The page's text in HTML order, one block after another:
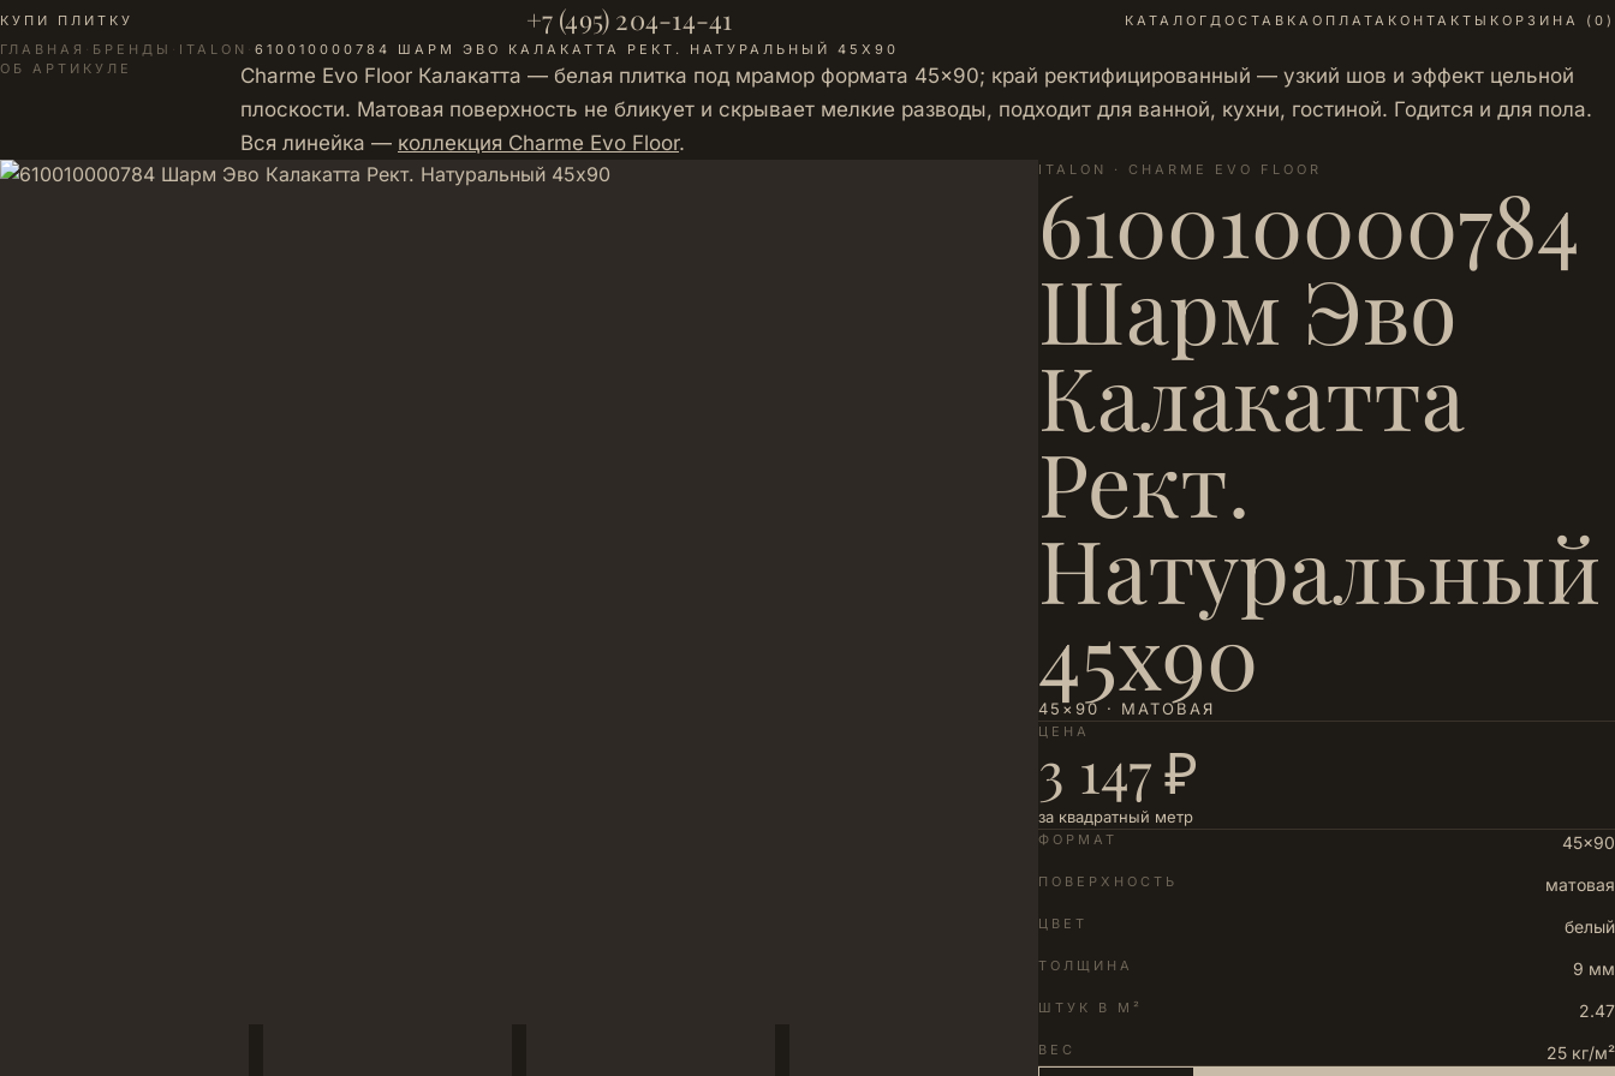
КУПИ ПЛИТКУ +7 (495) 204-14-41 КАТАЛОГ ДОСТАВКА ОПЛАТА КОНТАКТЫ КОРЗИНА ( 0 )
ГЛАВНАЯ · БРЕНДЫ · ITALON · 610010000784 ШАРМ ЭВО КАЛАКАТТА РЕКТ. НАТУРАЛЬНЫЙ 45Х90
ОБ АРТИКУЛЕ
Charme Evo Floor Калакатта — белая плитка под мрамор формата 45×90; край ректифицированный — узкий шов и эффект цельной
плоскости. Матовая поверхность не бликует и скрывает мелкие разводы, подходит для ванной, кухни, гостиной. Годится и для пола.
Вся линейка — коллекция Charme Evo Floor.
ITALON · CHARME EVO FLOOR
610010000784
Шарм Эво
Калакатта
Рект.
Натуральный
45х90
45×90 · МАТОВАЯ
ЦЕНА
3 147 ₽
за квадратный метр
ФОРМАТ 45×90
ПОВЕРХНОСТЬ матовая
ЦВЕТ белый
ТОЛЩИНА 9 мм
ШТУК В М² 2.47
ВЕС 25 кг/м²